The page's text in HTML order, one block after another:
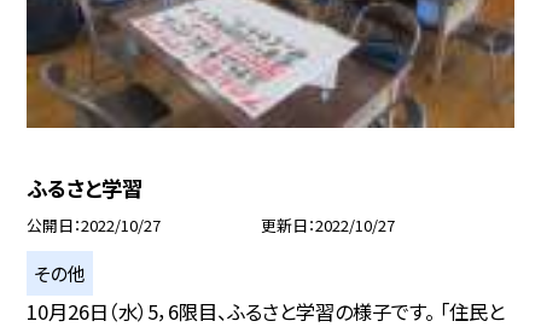
ふるさと学習
公開日 2022/10/27 更新日 2022/10/27
その他
10月26日（水）5，6限目、ふるさと学習の様子です。 「住民と